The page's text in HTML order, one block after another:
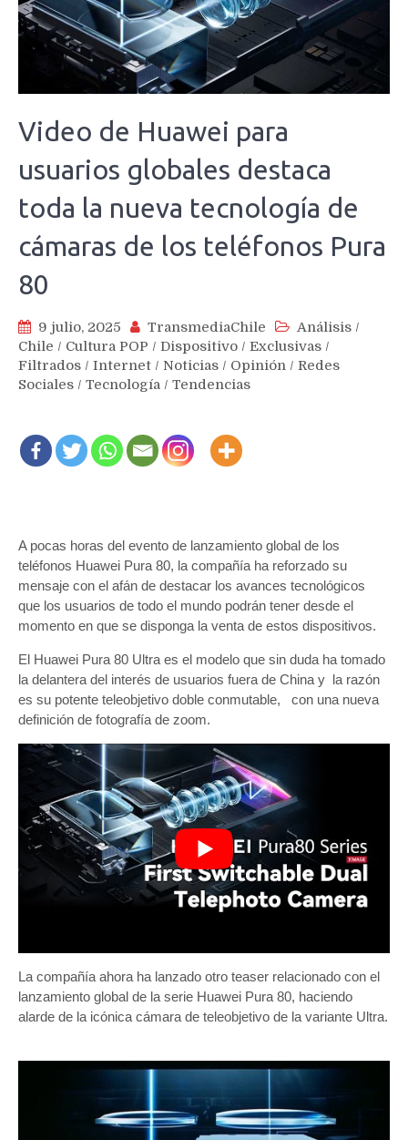
Video de Huawei para
usuarios globales destaca
toda la nueva tecnología de
cámaras de los teléfonos Pura
80
9 julio, 2025 TransmediaChile Análisis /
Chile / Cultura POP / Dispositivo / Exclusivas /
Filtrados / Internet / Noticias / Opinión / Redes
Sociales / Tecnología / Tendencias
A pocas horas del evento de lanzamiento global de los
teléfonos Huawei Pura 80, la compañía ha reforzado su
mensaje con el afán de destacar los avances tecnológicos
que los usuarios de todo el mundo podrán tener desde el
momento en que se disponga la venta de estos dispositivos.
El Huawei Pura 80 Ultra es el modelo que sin duda ha tomado
la delantera del interés de usuarios fuera de China y la razón
es su potente teleobjetivo doble conmutable, con una nueva
definición de fotografía de zoom.
La compañía ahora ha lanzado otro teaser relacionado con el
lanzamiento global de la serie Huawei Pura 80, haciendo
alarde de la icónica cámara de teleobjetivo de la variante Ultra.